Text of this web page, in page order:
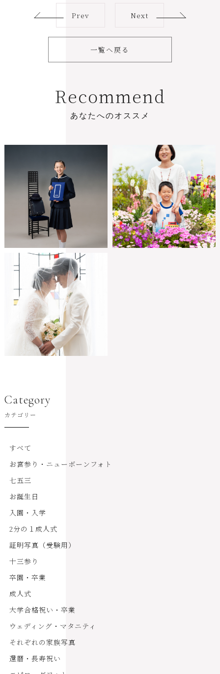
Prev
一覧へ戻る
Next
Recommend
あ な た へのオ ス ス メ
Category
カテゴリー
すべて
お宮参り・ニューボーンフォト
七五三
お誕生日
入園・入学
2分の１成人式
証明写真（受験用）
十三参り
卒園・卒業
成人式
大学合格祝い・卒業
ウェディング・マタニティ
それぞれの家族写真
還暦・長寿祝い